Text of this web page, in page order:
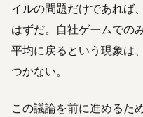
イルの問題だけであれば
はずだ。自社ゲームでの
平均に戻るという現象は
つかない。
この議論を前に進めるた